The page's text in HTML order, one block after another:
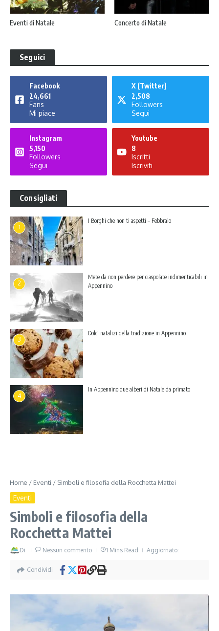
Eventi di Natale Concerto di Natale
Seguici
Facebook
24,661
Fans
Mi piace
X (Twitter)
2,508
Followers
Segui
Instagram
5,150
Followers
Segui
Youtube
8
Iscritti
Iscriviti
Consigliati
1
I Borghi che non ti aspetti – Febbraio
2
Mete da non perdere per ciaspolate indimenticabili in
Appennino
3
Dolci natalizi della tradizione in Appennino
4
In Appennino due alberi di Natale da primato
Home / Eventi / Simboli e filosofia della Rocchetta Mattei
Eventi
Simboli e filosofia della
Rocchetta Mattei
Di Nessun commento 1 Mins Read Aggiornato:
Condividi